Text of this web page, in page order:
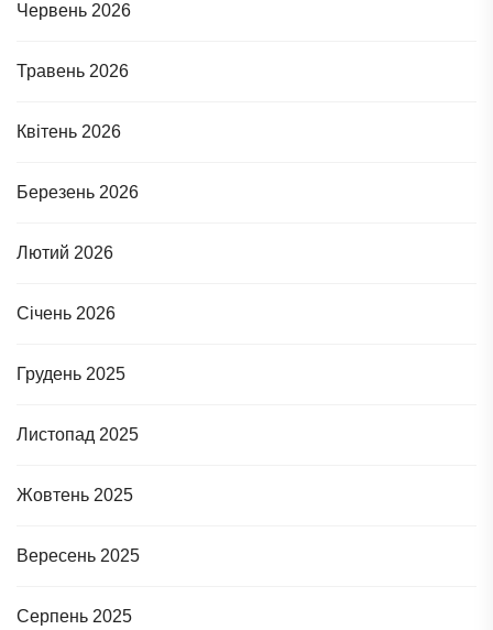
Червень 2026
Травень 2026
Квітень 2026
Березень 2026
Лютий 2026
Січень 2026
Грудень 2025
Листопад 2025
Жовтень 2025
Вересень 2025
Серпень 2025